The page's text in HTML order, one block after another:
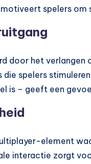
spelers om
door het verlangen
die spelers
is – geeft een
element
interactie zorgt